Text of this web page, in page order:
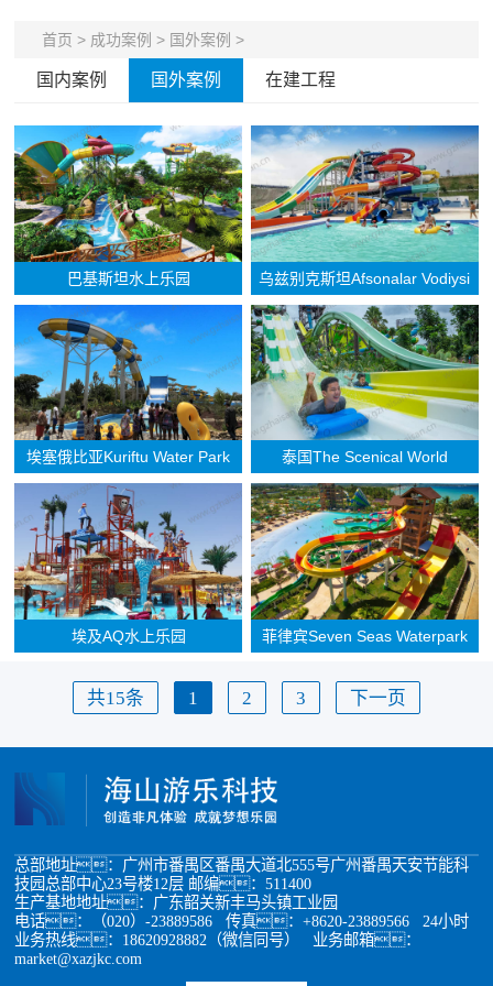
首页 > 成功案例 > 国外案例 >
国内案例 国外案例 在建工程
巴基斯坦水上乐园
乌兹别克斯坦Afsonalar Vodiysi
Aqua Park
埃塞俄比亚Kuriftu Water Park 泰国The Scenical World
埃及AQ水上乐园 菲律宾Seven Seas Waterpark
共15条 1 2 3 下一页
总部地址：广州市番禺区番禺大道北555号广州番禺天安节能科
技园总部中心23号楼12层 邮编：511400
生产基地地址：广东韶关新丰马头镇工业园
电话：（020）-23889586 传真：+8620-23889566 24小时
业务热线：18620928882（微信同号） 业务邮箱：
market@xazjkc.com